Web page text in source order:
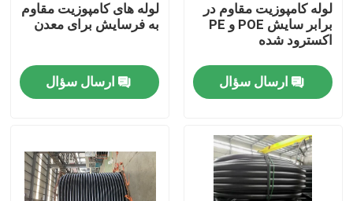
خانه
محصولات
نمایش VR
دربارهی ما
لوله کامپوزیت مقاوم در
برابر سایش POE و PE
اکسترود شده
ارسال سؤال
لوله های کامپوزیت مقاوم
به فرسایش برای معدن
ارسال سؤال